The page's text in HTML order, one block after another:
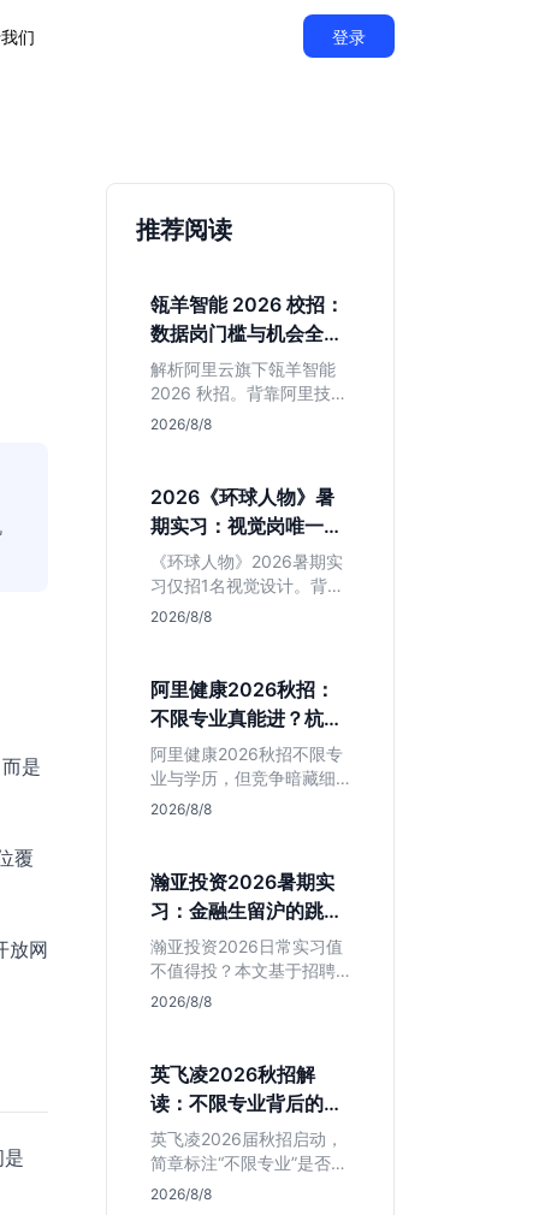
们 登录
是
覆
放网
推荐阅读
瓴羊智能 2026 校招：
数据岗门槛与机会全拆
解
解析阿里云旗下瓴羊智能
2026 秋招。背靠阿里技术
底座，主打 DaaS 业务。
估 B 端数据路线的成长曲
线与抗压挑战，助你判断
是否值得投递。
2026/8/8
2026《环球人物》暑
期实习：视觉岗唯一名
额值不值得冲？
《环球人物》2026暑期实
习仅招1名视觉设计。背靠
人民日报社，央媒背书极
简历、能接受严谨流程的
设计生，想进大厂快节奏
者慎投。
2026/8/8
阿里健康2026秋招：
不限专业真能进？杭州
大厂最后的捡漏机会
阿里健康2026秋招不限专
业与学历，但竞争暗藏细
节。本文解读其医疗赛道
帮应届生判断是否值得投
入。
2026/8/8
瀚亚投资2026暑期实
习：金融生留沪的跳板
还是坑？
瀚亚投资2026日常实习值
不值得投？本文基于招聘
简章分析：业务聚焦金融
需上海高含金量实习证
明、想接触真实资金流向
的金融生，不适合追求稳
定留用的同学。
2026/8/8
英飞凌2026秋招解
读：不限专业背后的门
槛与机会
英飞凌2026届秋招启动，
简章标注“不限专业”是否可
信？本文基于招聘简章，
2026/8/8